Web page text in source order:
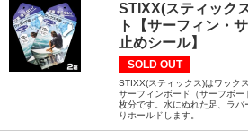
STIXX(スティック
ト【サーフィン・
止めシール】
SOLD OUT
STIXX(スティックス)はワック
サーフィンボード（サーフボー
枚分です。水にぬれた足、ラバ
りホールドします。